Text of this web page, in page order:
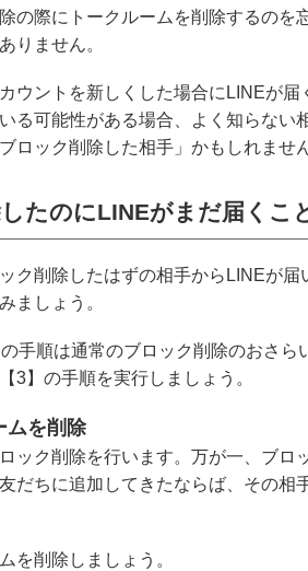
の際にトークルームを削除するのを
りません。
ウントを新しくした場合にLINEが
る可能性がある場合、よく知らない
ロック削除した相手」かもしれません
たのにLINEがまだ届くこ
ク削除したはずの相手からLINEが
ましょう。
手順は通常のブロック削除のおさら
3】の手順を実行しましょう。
ムを削除
ック削除を行います。万が一、ブロ
だちに追加してきたならば、その相
を削除しましょう。